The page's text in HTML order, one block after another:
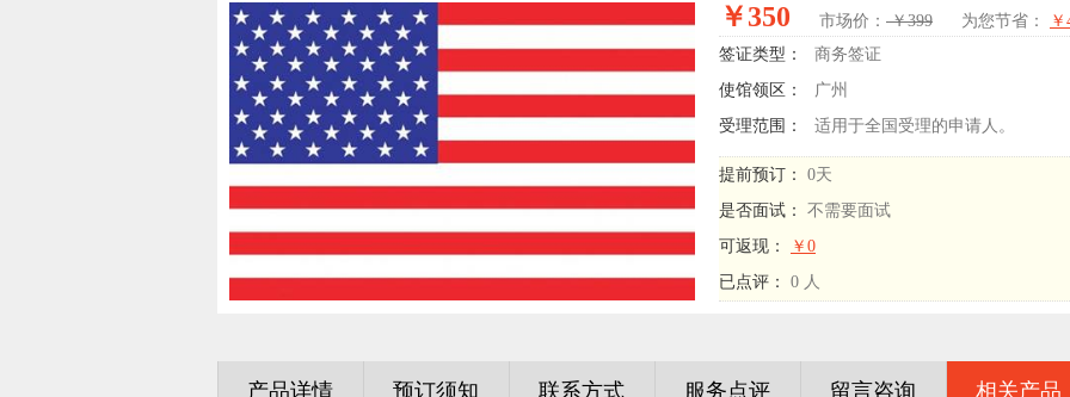
￥350 市场价： ￥399 为您节省：
签证类型：
使馆领区：
受理范围：
商务签证
广州
适用于全国受理的申请人。
提前预订： 0天
是否面试： 不需要面试
可返现：
￥0
已点评： 0 人
产品详情 预订须知 联系方式 服务点评 留言咨询 相关产品